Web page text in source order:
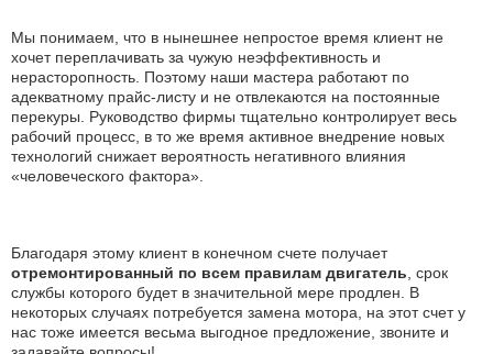
Мы понимаем, что в нынешнее непростое время клиент не
хочет переплачивать за чужую неэффективность и
нерасторопность. Поэтому наши мастера работают по
адекватному прайс-листу и не отвлекаются на постоянные
перекуры. Руководство фирмы тщательно контролирует весь
рабочий процесс, в то же время активное внедрение новых
технологий снижает вероятность негативного влияния
«человеческого фактора».
Благодаря этому клиент в конечном счете получает
отремонтированный по всем правилам двигатель , срок
службы которого будет в значительной мере продлен. В
некоторых случаях потребуется замена мотора, на этот счет у
нас тоже имеется весьма выгодное предложение, звоните и